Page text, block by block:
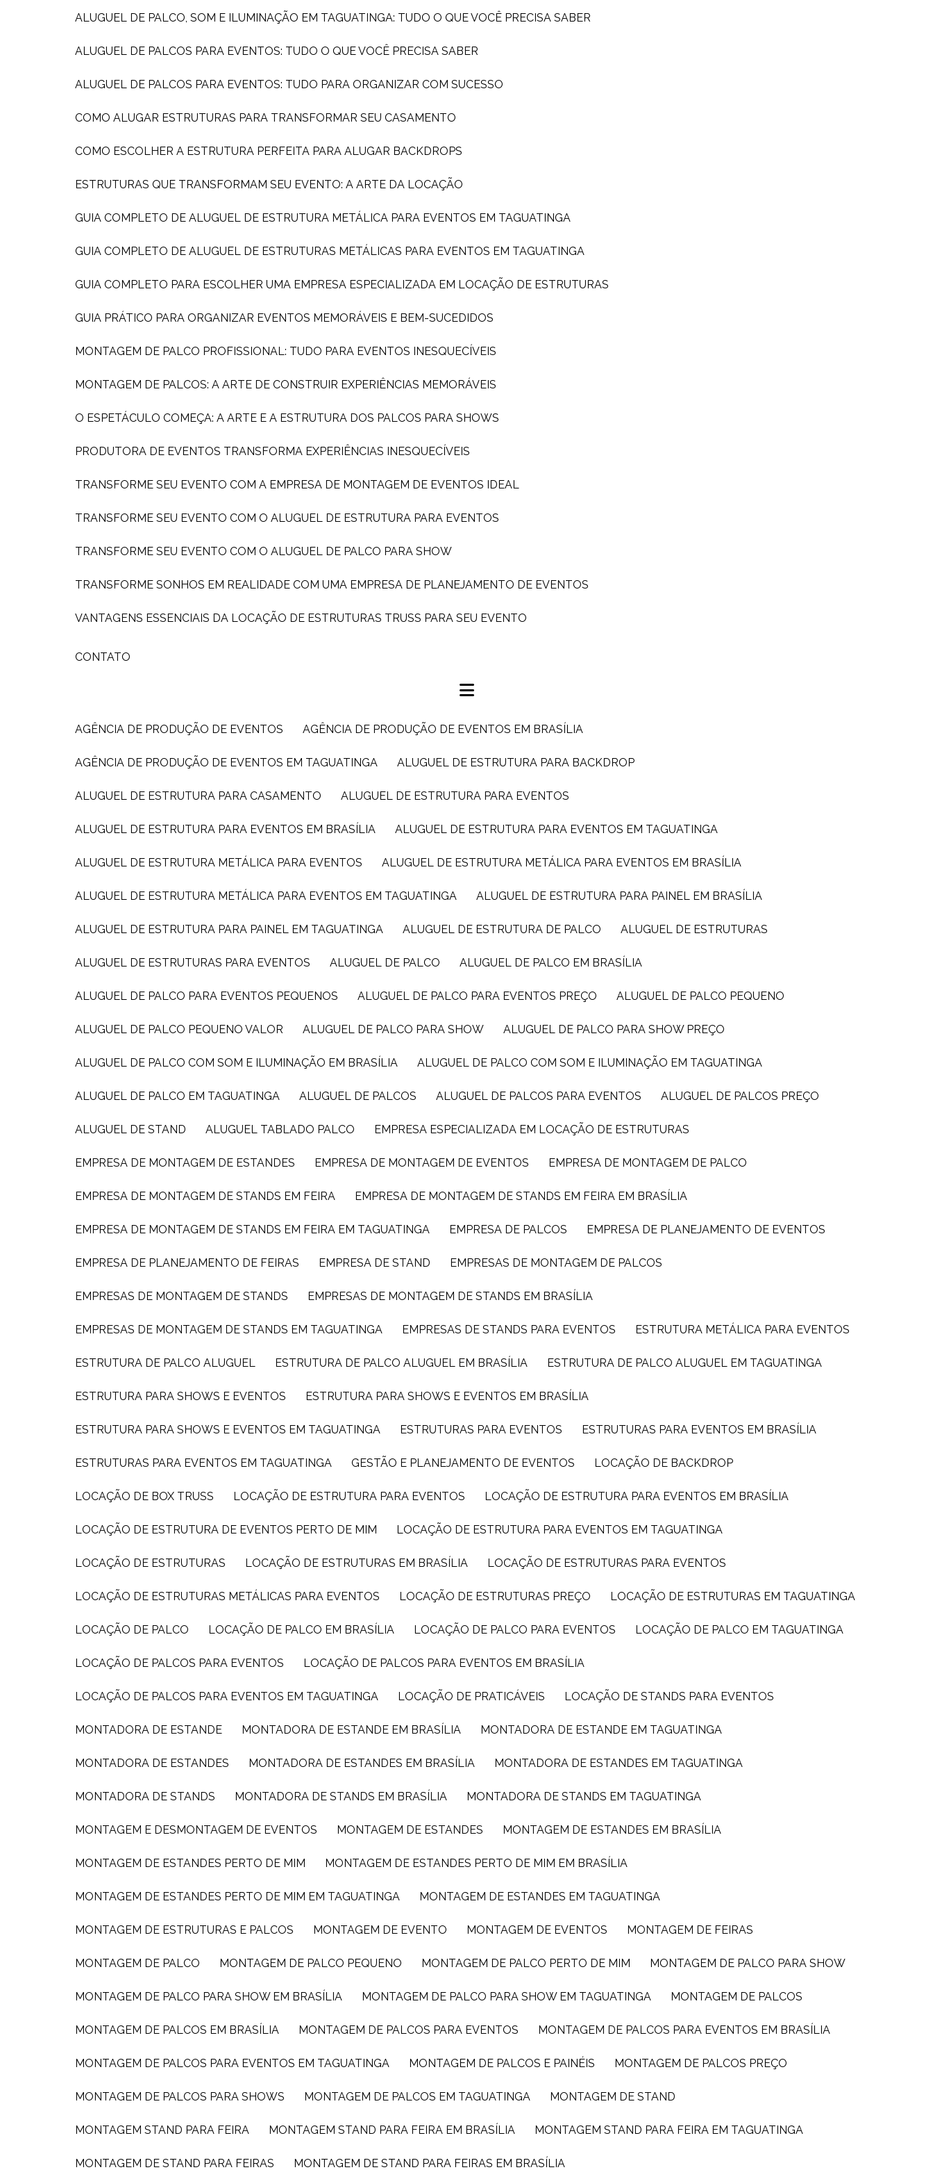
ALUGUEL DE PALCO, SOM E ILUMINAÇÃO EM TAGUATINGA: TUDO O QUE VOCÊ PRECISA SABER
ALUGUEL DE PALCOS PARA EVENTOS: TUDO O QUE VOCÊ PRECISA SABER
ALUGUEL DE PALCOS PARA EVENTOS: TUDO PARA ORGANIZAR COM SUCESSO
COMO ALUGAR ESTRUTURAS PARA TRANSFORMAR SEU CASAMENTO
COMO ESCOLHER A ESTRUTURA PERFEITA PARA ALUGAR BACKDROPS
ESTRUTURAS QUE TRANSFORMAM SEU EVENTO: A ARTE DA LOCAÇÃO
GUIA COMPLETO DE ALUGUEL DE ESTRUTURA METÁLICA PARA EVENTOS EM TAGUATINGA
GUIA COMPLETO DE ALUGUEL DE ESTRUTURAS METÁLICAS PARA EVENTOS EM TAGUATINGA
GUIA COMPLETO PARA ESCOLHER UMA EMPRESA ESPECIALIZADA EM LOCAÇÃO DE ESTRUTURAS
GUIA PRÁTICO PARA ORGANIZAR EVENTOS MEMORÁVEIS E BEM-SUCEDIDOS
MONTAGEM DE PALCO PROFISSIONAL: TUDO PARA EVENTOS INESQUECÍVEIS
MONTAGEM DE PALCOS: A ARTE DE CONSTRUIR EXPERIÊNCIAS MEMORÁVEIS
O ESPETÁCULO COMEÇA: A ARTE E A ESTRUTURA DOS PALCOS PARA SHOWS
PRODUTORA DE EVENTOS TRANSFORMA EXPERIÊNCIAS INESQUECÍVEIS
TRANSFORME SEU EVENTO COM A EMPRESA DE MONTAGEM DE EVENTOS IDEAL
TRANSFORME SEU EVENTO COM O ALUGUEL DE ESTRUTURA PARA EVENTOS
TRANSFORME SEU EVENTO COM O ALUGUEL DE PALCO PARA SHOW
TRANSFORME SONHOS EM REALIDADE COM UMA EMPRESA DE PLANEJAMENTO DE EVENTOS
VANTAGENS ESSENCIAIS DA LOCAÇÃO DE ESTRUTURAS TRUSS PARA SEU EVENTO
CONTATO
AGÊNCIA DE PRODUÇÃO DE EVENTOS AGÊNCIA DE PRODUÇÃO DE EVENTOS EM BRASÍLIA
AGÊNCIA DE PRODUÇÃO DE EVENTOS EM TAGUATINGA ALUGUEL DE ESTRUTURA PARA BACKDROP
ALUGUEL DE ESTRUTURA PARA CASAMENTO ALUGUEL DE ESTRUTURA PARA EVENTOS
ALUGUEL DE ESTRUTURA PARA EVENTOS EM BRASÍLIA ALUGUEL DE ESTRUTURA PARA EVENTOS EM TAGUATINGA
ALUGUEL DE ESTRUTURA METÁLICA PARA EVENTOS ALUGUEL DE ESTRUTURA METÁLICA PARA EVENTOS EM BRASÍLIA
ALUGUEL DE ESTRUTURA METÁLICA PARA EVENTOS EM TAGUATINGA ALUGUEL DE ESTRUTURA PARA PAINEL EM BRASÍLIA
ALUGUEL DE ESTRUTURA PARA PAINEL EM TAGUATINGA ALUGUEL DE ESTRUTURA DE PALCO ALUGUEL DE ESTRUTURAS
ALUGUEL DE ESTRUTURAS PARA EVENTOS ALUGUEL DE PALCO ALUGUEL DE PALCO EM BRASÍLIA
ALUGUEL DE PALCO PARA EVENTOS PEQUENOS ALUGUEL DE PALCO PARA EVENTOS PREÇO ALUGUEL DE PALCO PEQUENO
ALUGUEL DE PALCO PEQUENO VALOR ALUGUEL DE PALCO PARA SHOW ALUGUEL DE PALCO PARA SHOW PREÇO
ALUGUEL DE PALCO COM SOM E ILUMINAÇÃO EM BRASÍLIA ALUGUEL DE PALCO COM SOM E ILUMINAÇÃO EM TAGUATINGA
ALUGUEL DE PALCO EM TAGUATINGA ALUGUEL DE PALCOS ALUGUEL DE PALCOS PARA EVENTOS ALUGUEL DE PALCOS PREÇO
ALUGUEL DE STAND ALUGUEL TABLADO PALCO EMPRESA ESPECIALIZADA EM LOCAÇÃO DE ESTRUTURAS
EMPRESA DE MONTAGEM DE ESTANDES EMPRESA DE MONTAGEM DE EVENTOS EMPRESA DE MONTAGEM DE PALCO
EMPRESA DE MONTAGEM DE STANDS EM FEIRA EMPRESA DE MONTAGEM DE STANDS EM FEIRA EM BRASÍLIA
EMPRESA DE MONTAGEM DE STANDS EM FEIRA EM TAGUATINGA EMPRESA DE PALCOS EMPRESA DE PLANEJAMENTO DE EVENTOS
EMPRESA DE PLANEJAMENTO DE FEIRAS EMPRESA DE STAND EMPRESAS DE MONTAGEM DE PALCOS
EMPRESAS DE MONTAGEM DE STANDS EMPRESAS DE MONTAGEM DE STANDS EM BRASÍLIA
EMPRESAS DE MONTAGEM DE STANDS EM TAGUATINGA EMPRESAS DE STANDS PARA EVENTOS ESTRUTURA METÁLICA PARA EVENTOS
ESTRUTURA DE PALCO ALUGUEL ESTRUTURA DE PALCO ALUGUEL EM BRASÍLIA ESTRUTURA DE PALCO ALUGUEL EM TAGUATINGA
ESTRUTURA PARA SHOWS E EVENTOS ESTRUTURA PARA SHOWS E EVENTOS EM BRASÍLIA
ESTRUTURA PARA SHOWS E EVENTOS EM TAGUATINGA ESTRUTURAS PARA EVENTOS ESTRUTURAS PARA EVENTOS EM BRASÍLIA
ESTRUTURAS PARA EVENTOS EM TAGUATINGA GESTÃO E PLANEJAMENTO DE EVENTOS LOCAÇÃO DE BACKDROP
LOCAÇÃO DE BOX TRUSS LOCAÇÃO DE ESTRUTURA PARA EVENTOS LOCAÇÃO DE ESTRUTURA PARA EVENTOS EM BRASÍLIA
LOCAÇÃO DE ESTRUTURA DE EVENTOS PERTO DE MIM LOCAÇÃO DE ESTRUTURA PARA EVENTOS EM TAGUATINGA
LOCAÇÃO DE ESTRUTURAS LOCAÇÃO DE ESTRUTURAS EM BRASÍLIA LOCAÇÃO DE ESTRUTURAS PARA EVENTOS
LOCAÇÃO DE ESTRUTURAS METÁLICAS PARA EVENTOS LOCAÇÃO DE ESTRUTURAS PREÇO LOCAÇÃO DE ESTRUTURAS EM TAGUATINGA
LOCAÇÃO DE PALCO LOCAÇÃO DE PALCO EM BRASÍLIA LOCAÇÃO DE PALCO PARA EVENTOS LOCAÇÃO DE PALCO EM TAGUATINGA
LOCAÇÃO DE PALCOS PARA EVENTOS LOCAÇÃO DE PALCOS PARA EVENTOS EM BRASÍLIA
LOCAÇÃO DE PALCOS PARA EVENTOS EM TAGUATINGA LOCAÇÃO DE PRATICÁVEIS LOCAÇÃO DE STANDS PARA EVENTOS
MONTADORA DE ESTANDE MONTADORA DE ESTANDE EM BRASÍLIA MONTADORA DE ESTANDE EM TAGUATINGA
MONTADORA DE ESTANDES MONTADORA DE ESTANDES EM BRASÍLIA MONTADORA DE ESTANDES EM TAGUATINGA
MONTADORA DE STANDS MONTADORA DE STANDS EM BRASÍLIA MONTADORA DE STANDS EM TAGUATINGA
MONTAGEM E DESMONTAGEM DE EVENTOS MONTAGEM DE ESTANDES MONTAGEM DE ESTANDES EM BRASÍLIA
MONTAGEM DE ESTANDES PERTO DE MIM MONTAGEM DE ESTANDES PERTO DE MIM EM BRASÍLIA
MONTAGEM DE ESTANDES PERTO DE MIM EM TAGUATINGA MONTAGEM DE ESTANDES EM TAGUATINGA
MONTAGEM DE ESTRUTURAS E PALCOS MONTAGEM DE EVENTO MONTAGEM DE EVENTOS MONTAGEM DE FEIRAS
MONTAGEM DE PALCO MONTAGEM DE PALCO PEQUENO MONTAGEM DE PALCO PERTO DE MIM MONTAGEM DE PALCO PARA SHOW
MONTAGEM DE PALCO PARA SHOW EM BRASÍLIA MONTAGEM DE PALCO PARA SHOW EM TAGUATINGA MONTAGEM DE PALCOS
MONTAGEM DE PALCOS EM BRASÍLIA MONTAGEM DE PALCOS PARA EVENTOS MONTAGEM DE PALCOS PARA EVENTOS EM BRASÍLIA
MONTAGEM DE PALCOS PARA EVENTOS EM TAGUATINGA MONTAGEM DE PALCOS E PAINÉIS MONTAGEM DE PALCOS PREÇO
MONTAGEM DE PALCOS PARA SHOWS MONTAGEM DE PALCOS EM TAGUATINGA MONTAGEM DE STAND
MONTAGEM STAND PARA FEIRA MONTAGEM STAND PARA FEIRA EM BRASÍLIA MONTAGEM STAND PARA FEIRA EM TAGUATINGA
MONTAGEM DE STAND PARA FEIRAS MONTAGEM DE STAND PARA FEIRAS EM BRASÍLIA